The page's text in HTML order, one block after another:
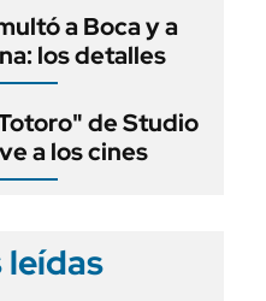
a Boca y a
los detalles
de Studio
a los cines
leídas